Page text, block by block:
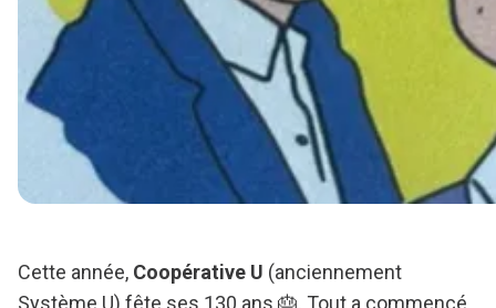
Cette année, Coopérative U (anciennement
Système U) fête ses 130 ans 🎂. Tout a commencé